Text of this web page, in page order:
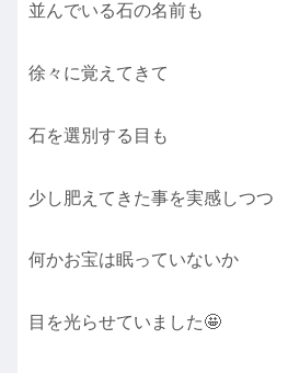
並んでいる石の名前も
徐々に覚えてきて
石を選別する目も
少し肥えてきた事を実感しつつ
何かお宝は眠っていないか
目を光らせていました🤩